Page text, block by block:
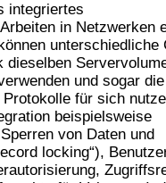
integriertes
in Netzwerken
unterschiedliche
dieselben
und sogar die
für sich
beispielsweise
von Daten und
locking“),